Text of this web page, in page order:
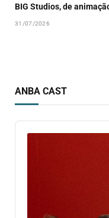
BIG Studios, de
31/07/2026
ANBA CAST
Audio
Player